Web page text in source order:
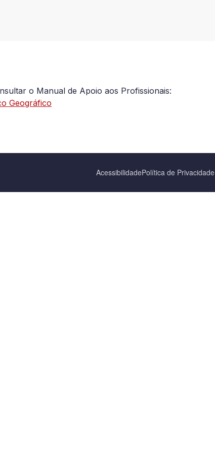
o Manual de Apoio aos Profissionais:
Geográfico
AcessibilidadePolítica de Privacidade